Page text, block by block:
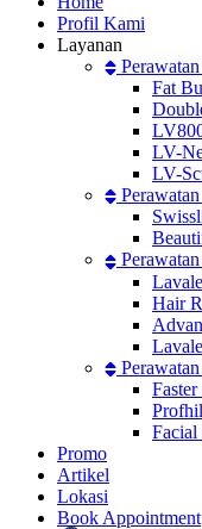
Profil Kami
Layanan
Fat
LV-
LV-
Hair
Facial
Promo
Artikel
Lokasi
Book Appointment